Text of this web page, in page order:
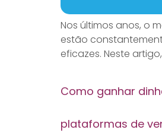
Nos últimos anos, o
estão
eficazes. Neste
Como ganhar
plataformas de